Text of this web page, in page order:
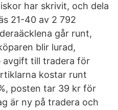
har skrivit, och dela
21-40 av 2 792
går runt,
blir lurad,
avgift till tradera för
kostar runt
posten tar 39 kr för
är ny på tradera och